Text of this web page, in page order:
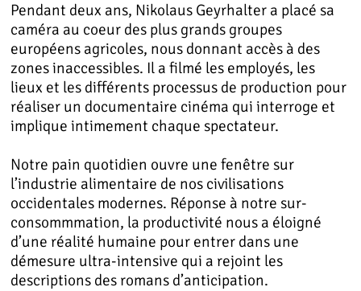
Pendant deux ans, Nikolaus Geyrhalter a placé sa
caméra au coeur des plus grands groupes
européens agricoles, nous donnant accès à des
zones inaccessibles. Il a filmé les employés, les
lieux et les différents processus de production pour
réaliser un documentaire cinéma qui interroge et
implique intimement chaque spectateur.
Notre pain quotidien ouvre une fenêtre sur
l’industrie alimentaire de nos civilisations
occidentales modernes. Réponse à notre sur-
consommmation, la productivité nous a éloigné
d’une réalité humaine pour entrer dans une
démesure ultra-intensive qui a rejoint les
descriptions des romans d’anticipation.